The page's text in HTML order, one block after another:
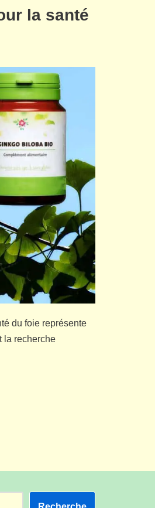
la santé
du foie représente
la recherche